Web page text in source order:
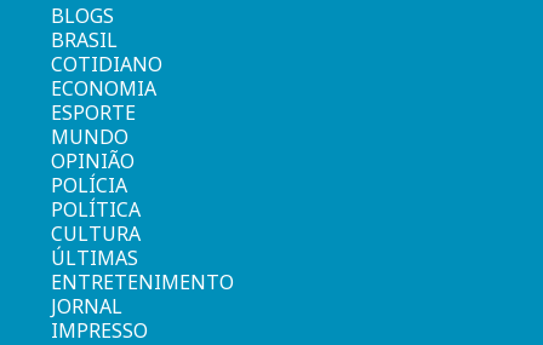
BLOGS
BRASIL
COTIDIANO
ECONOMIA
ESPORTE
MUNDO
OPINIÃO
POLÍCIA
POLÍTICA
CULTURA
ÚLTIMAS
ENTRETENIMENTO
JORNAL
IMPRESSO